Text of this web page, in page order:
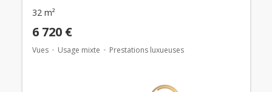
32 m²
6 720 €
Vues Usage mixte Prestations luxueuses